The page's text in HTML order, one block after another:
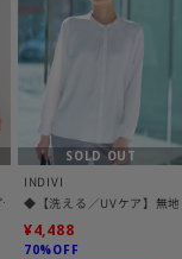
・-・-・-
合があります。また、
品と画像のカラーが異
ザインブラウス
SOLD OUT
INDIVI
◆【洗える／UVケア】無
¥4,488
70%OFF